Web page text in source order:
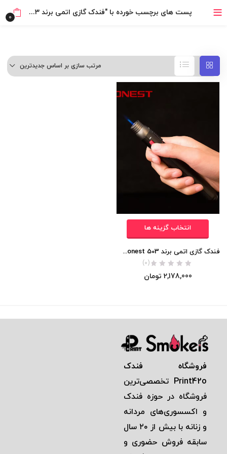
خرید قسطی با ترب‌پی پست های برچسب خورده با "فندک گازی اتمی برند Honest 503 (مدل مدادی)" 0
مرتب سازی بر اساس جدیدترین
انتخاب گزینه ها
فندک گازی اتمی برند Honest 503 (مدل مدادی) اورجینال
(0)
2,178,000 تومان
فروشگاه فندک
Print42o تخصصی‌ترين
فروشگاه در حوزه فندک
و اكسسوری‌های مردانه
و زنانه با بيش از ٢٠ سال
سابقه فروش حضوری و